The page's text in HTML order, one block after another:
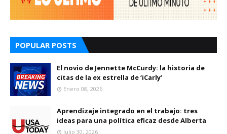
POPULAR POSTS
El novio de Jennette McCurdy: la historia de
citas de la ex estrella de ‘iCarly’
Enero 08, 2026
Aprendizaje integrado en el trabajo: tres
ideas para una política eficaz desde Alberta
Julio 30, 2026